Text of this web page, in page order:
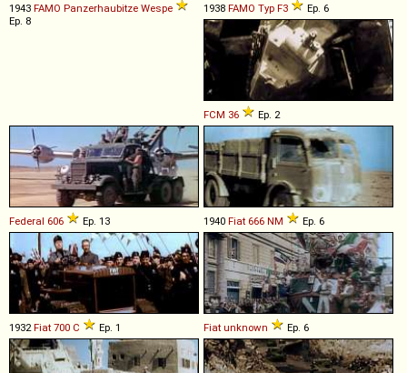
1943 FAMO Panzerhaubitze Wespe
Ep. 8
1938 FAMO Typ F3 Ep. 6
FCM 36 Ep. 2
Federal 606 Ep. 13 1940 Fiat 666 NM Ep. 6
1932Fiat 700 C Ep. 1 Fiat unknown Ep. 6